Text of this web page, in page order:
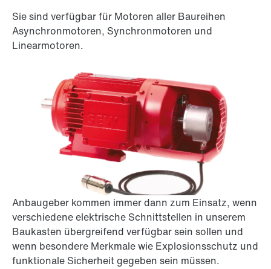
Sie sind verfügbar für Motoren aller Baureihen
Asynchronmotoren, Synchronmotoren und
Linearmotoren.
Anbaugeber kommen immer dann zum Einsatz, wenn
verschiedene elektrische Schnittstellen in unserem
Baukasten übergreifend verfügbar sein sollen und
wenn besondere Merkmale wie Explosionsschutz und
funktionale Sicherheit gegeben sein müssen.